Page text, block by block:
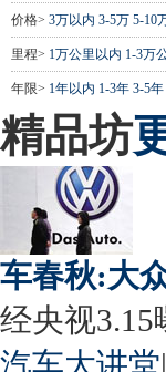
价格> 3万以内 3-5万 5-10
里程> 1万公里以内 1-3万
年限> 1年以内 1-3年 3-5年
精品坊
车春秋:大
经央视
汽车大讲堂|